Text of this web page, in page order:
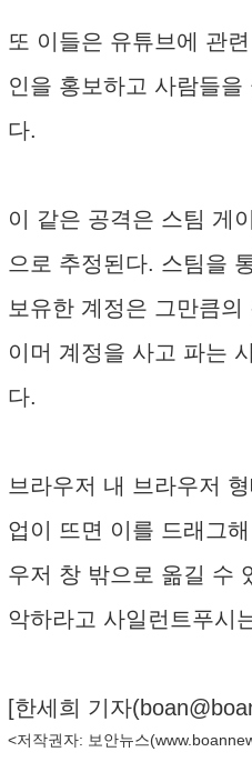
또 이들은 유튜브에 관
인을 홍보하고 사람들
다.
이 같은 공격은 스팀 게
으로 추정된다. 스팀을
보유한 계정은 그만큼의
이머 계정을 사고 파는
다.
브라우저 내 브라우저
업이 뜨면 이를 드래그
우저 창 밖으로 옮길 수
악하라고 사일런트푸시
[한세희 기자(
<저작권자: 보안뉴스(